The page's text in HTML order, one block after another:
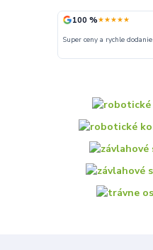
100 %★★★★★
Super ceny a rychle dodanie